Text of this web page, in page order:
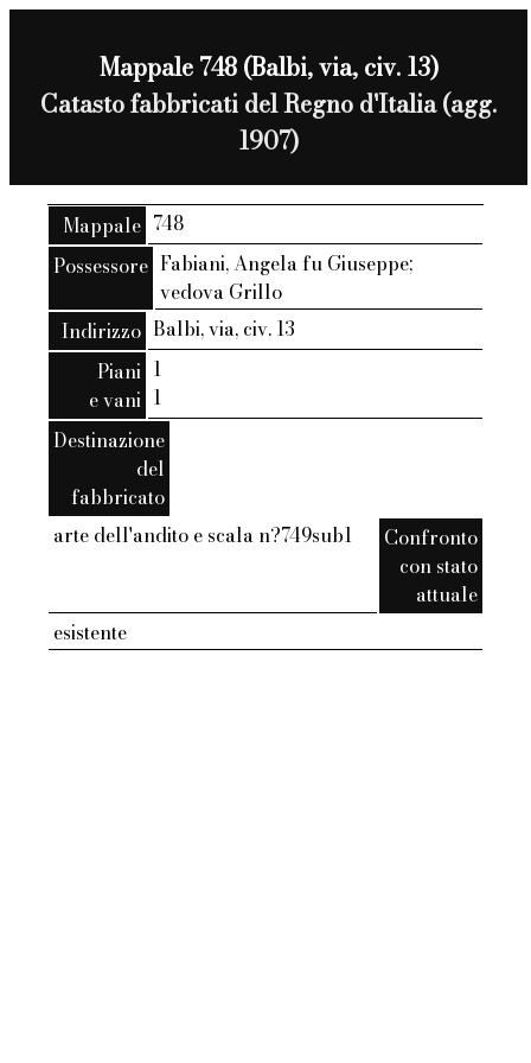
Mappale 748 (Balbi, via, civ. 13)
Catasto fabbricati del Regno d'Italia (agg.
1907)
Mappale 748
Possessore Fabiani, Angela fu Giuseppe;
vedova Grillo
Indirizzo Balbi, via, civ. 13
Piani
e vani
1
1
Destinazione
del
fabbricato
arte dell'andito e scala n?749sub1
Confronto
con stato
attuale
esistente